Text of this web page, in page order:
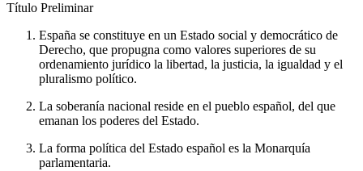
Título Preliminar
España se constituye en un Estado social y democrático de
Derecho, que propugna como valores superiores de su
ordenamiento jurídico la libertad, la justicia, la igualdad y el
pluralismo político.
La soberanía nacional reside en el pueblo español, del que
emanan los poderes del Estado.
La forma política del Estado español es la Monarquía
parlamentaria.